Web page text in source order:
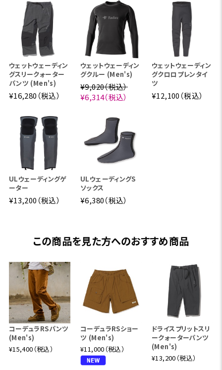
ウェットウェーディン
グスリークォーター
パンツ (Men's)
¥16,280（税込）
ウェットウェーディン
グクルー (Men's)
¥9,020（税込）
¥6,314（税込）
ウェットウェーディン
グクロロプレンタイ
ツ
¥12,100（税込）
ULウェーディングゲ
ーター
¥13,200（税込）
ULウェーディングS
ソックス
¥6,380（税込）
この商品を見た方へのおすすめ商品
コーデュラRSパンツ
(Men's)
¥15,400（税込）
コーデュラRSショー
ツ (Men's)
¥11,000（税込）
ドライスプリットスリ
ークォーターパンツ
(Men's)
¥13,200（税込）